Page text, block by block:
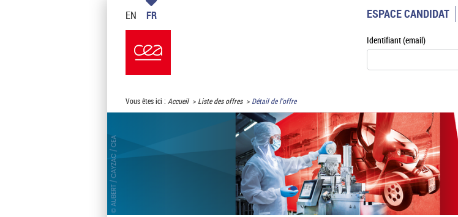
EN FR ESPACE CANDIDAT
Identifiant (email)
Vous êtes ici : Accueil Liste des offres Détail de l'offre